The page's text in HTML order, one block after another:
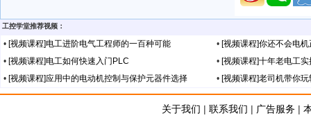
工控学堂推荐视频：
• [视频课程]电工进阶电气工程师的一百种可能 • [视频课程]你还不会电
• [视频课程]电工如何快速入门PLC • [视频课程]十年老电工
• [视频课程]应用中的电动机控制与保护元器件选择 • [视频课程]老司机带你
关于我们 | 联系我们 | 广告服务 |